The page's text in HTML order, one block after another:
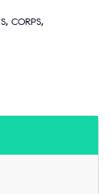
, CORPS,